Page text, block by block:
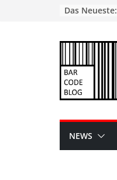
Das Neueste:
NEWS